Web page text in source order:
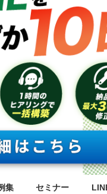
集 セミナー